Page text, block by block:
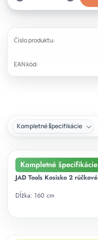
Číslo produktu:
EAN kód:
Kompletné špecifikácie
Kompletné špecifikácie
JAD Tools Kosisko 2 rúčkové
Dĺžka: 160 cm